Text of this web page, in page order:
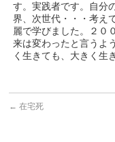
す。実践者です。自分
界、次世代・・・考え
麗で学びました。２０
来は変わったと言うよ
く生きても、大きく生
← 在宅死